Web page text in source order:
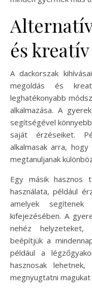
és
A dackorszak
megoldás és
leghatékonyabb
alkalmazása. A
segítségével
saját érzéseiket.
alkalmasak arra,
megtanuljanak
Egy másik hasznos
használata, például
amelyek
kifejezésében. A
nehéz
beépítjük a
például a
hasznosak
megnyugtatni